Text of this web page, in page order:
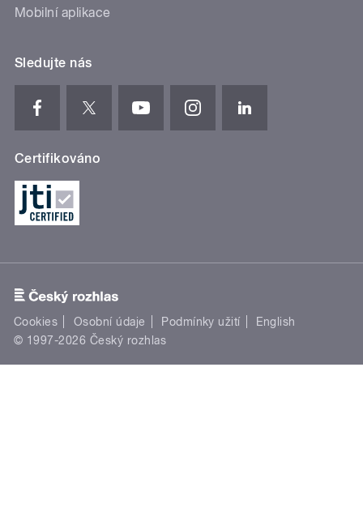
Mobilní aplikace
Sledujte nás
Certifikováno
Cookies Osobní údaje Podmínky užití
English
© 1997-2026 Český rozhlas